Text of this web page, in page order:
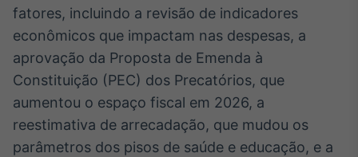
notícias e
conteúdos
Broadcast
Fundos
A melhor
plataforma para
analisar fundos
de investimento
fatores, incluindo a revisão de indicadores
econômicos que impactam nas despesas, a
aprovação da Proposta de Emenda à
Constituição (PEC) dos Precatórios, que
aumentou o espaço fiscal em 2026, a
reestimativa de arrecadação, que mudou os
parâmetros dos pisos de saúde e educação, e a